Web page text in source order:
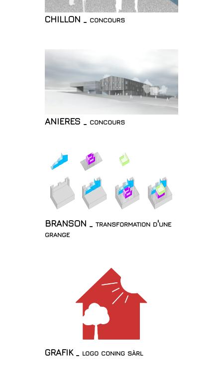
CHILLON _ concours
ANIERES _ concours
BRANSON _ transformation d'une
grange
GRAFIK _ logo coning sàrl